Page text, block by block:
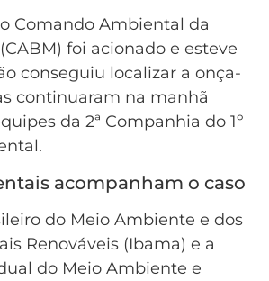
Comando Ambiental da
foi acionado e esteve
conseguiu localizar a onça-
continuaram na manhã
da 2ª Companhia do 1º
acompanham o caso
do Meio Ambiente e dos
Renováveis (Ibama) e a
do Meio Ambiente e